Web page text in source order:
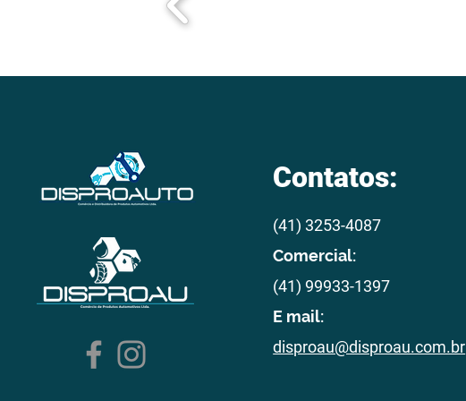
Contatos:
(41) 3253-4087
Comercial:
(41) 99933-1397
E mail:
disproau@disproau.com.br